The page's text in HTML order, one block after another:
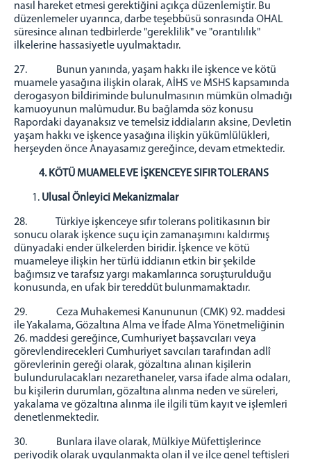
nasıl hareket etmesi gerektiğini açıkça düzenlemiştir. Bu
düzenlemeler uyarınca, darbe teşebbüsü sonrasında OHAL
süresince alınan tedbirlerde "gereklilik" ve "orantılılık"
ilkelerine hassasiyetle uyulmaktadır.
27. Bunun yanında, yaşam hakkı ile işkence ve kötü
muamele yasağına ilişkin olarak, AİHS ve MSHS kapsamında
derogasyon bildiriminde bulunulmasının mümkün olmadığı
kamuoyunun malûmudur. Bu bağlamda söz konusu
Rapordaki dayanaksız ve temelsiz iddiaların aksine, Devletin
yaşam hakkı ve işkence yasağına ilişkin yükümlülükleri,
herşeyden önce Anayasamız gereğince, devam etmektedir.
4. KÖTÜ MUAMELE VE İŞKENCEYE SIFIR TOLERANS
Ulusal Önleyici Mekanizmalar
28. Türkiye işkenceye sıfır tolerans politikasının bir
sonucu olarak işkence suçu için zamanaşımını kaldırmış
dünyadaki ender ülkelerden biridir. İşkence ve kötü
muameleye ilişkin her türlü iddianın etkin bir şekilde
bağımsız ve tarafsız yargı makamlarınca soruşturulduğu
konusunda, en ufak bir tereddüt bulunmamaktadır.
29. Ceza Muhakemesi Kanununun (CMK) 92. maddesi
ile Yakalama, Gözaltına Alma ve İfade Alma Yönetmeliğinin
26. maddesi gereğince, Cumhuriyet başsavcıları veya
görevlendirecekleri Cumhuriyet savcıları tarafından adlî
görevlerinin gereği olarak, gözaltına alınan kişilerin
bulundurulacakları nezarethaneler, varsa ifade alma odaları,
bu kişilerin durumları, gözaltına alınma neden ve süreleri,
yakalama ve gözaltına alınma ile ilgili tüm kayıt ve işlemleri
denetlenmektedir.
30. Bunlara ilave olarak, Mülkiye Müfettişlerince
periyodik olarak uygulanmakta olan il ve ilçe genel teftişleri